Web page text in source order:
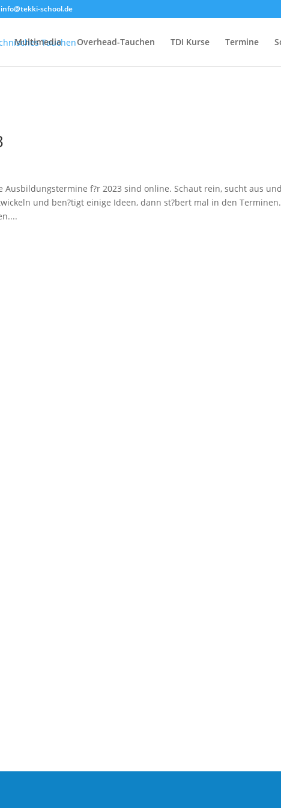
info@tekki-school.de
Multimedia Overhead-Tauchen TDI Kurse Termine
Ausbildungstermine f?r 2023 sind online. Schaut rein, sucht aus
und ben?tigt einige Ideen, dann st?bert mal in den